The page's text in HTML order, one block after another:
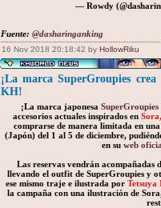
— Rowdy
Fuente: @dasharinganking
16 Nov 2018 20:18:42 by HollowRiku
¡La marca SuperGroupies
KH!
¡La marca japonesa SuperGroupies
accesorios actuales inspirados en
comprarse de manera limitada en
(Japón) del 1 al 5 de diciembre,
en su web
Las reservas vendrán acompañadas
llevando el outfit de SuperGroupies y
ese mismo traje e ilustrada por Tetsuya
la campaña con una ilustración de